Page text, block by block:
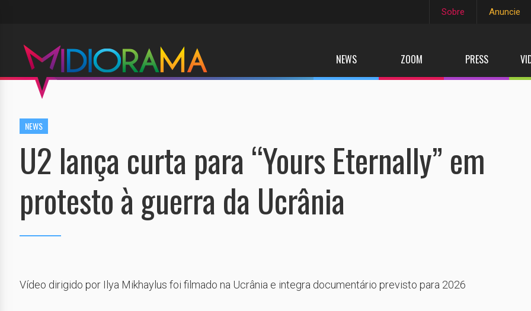
Sobre Anuncie
NEWS ZOOM PRESS
NEWS
U2 lança curta para “Yours Eternally” em
protesto à guerra da Ucrânia
Vídeo dirigido por Ilya Mikhaylus foi filmado na Ucrânia e integra documentário previsto para 2026